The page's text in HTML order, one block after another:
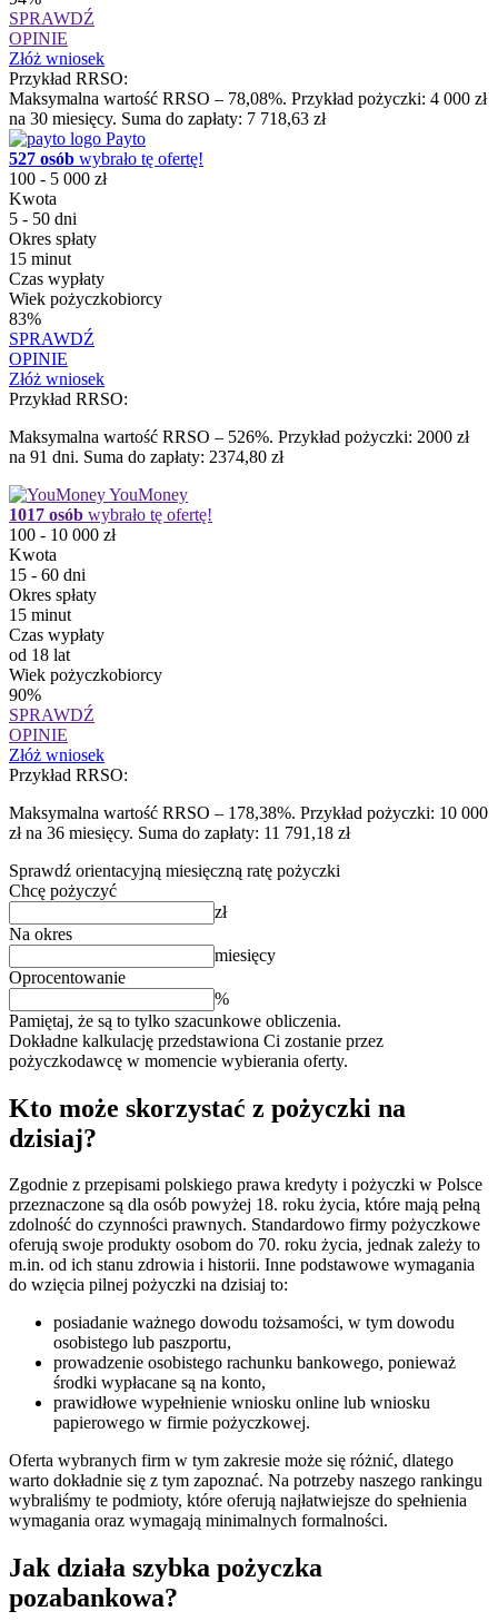
SPRAWDŹ
OPINIE
Złóż wniosek
Przykład RRSO:
Maksymalna wartość RRSO – 78,08%. Przykład pożyczki: 4 000 zł
na 30 miesięcy. Suma do zapłaty: 7 718,63 zł
Payto
527 osób wybrało tę ofertę!
100 - 5 000 zł
Kwota
5 - 50 dni
Okres spłaty
15 minut
Czas wypłaty
Wiek pożyczkobiorcy
83%
SPRAWDŹ
OPINIE
Złóż wniosek
Przykład RRSO:
Maksymalna wartość RRSO – 526%. Przykład pożyczki: 2000 zł
na 91 dni. Suma do zapłaty: 2374,80 zł
YouMoney
1017 osób wybrało tę ofertę!
100 - 10 000 zł
Kwota
15 - 60 dni
Okres spłaty
15 minut
Czas wypłaty
od 18 lat
Wiek pożyczkobiorcy
90%
SPRAWDŹ
OPINIE
Złóż wniosek
Przykład RRSO:
Maksymalna wartość RRSO – 178,38%. Przykład pożyczki: 10 000
zł na 36 miesięcy. Suma do zapłaty: 11 791,18 zł
Sprawdź orientacyjną miesięczną ratę pożyczki
Chcę pożyczyć
zł
Na okres
miesięcy
Oprocentowanie
%
Pamiętaj, że są to tylko szacunkowe obliczenia.
Dokładne kalkulację przedstawiona Ci zostanie przez
pożyczkodawcę w momencie wybierania oferty.
Kto może skorzystać z pożyczki na
dzisiaj?
Zgodnie z przepisami polskiego prawa kredyty i pożyczki w Polsce
przeznaczone są dla osób powyżej 18. roku życia, które mają pełną
zdolność do czynności prawnych. Standardowo firmy pożyczkowe
oferują swoje produkty osobom do 70. roku życia, jednak zależy to
m.in. od ich stanu zdrowia i historii. Inne podstawowe wymagania
do wzięcia pilnej pożyczki na dzisiaj to:
posiadanie ważnego dowodu tożsamości, w tym dowodu
osobistego lub paszportu,
prowadzenie osobistego rachunku bankowego, ponieważ
środki wypłacane są na konto,
prawidłowe wypełnienie wniosku online lub wniosku
papierowego w firmie pożyczkowej.
Oferta wybranych firm w tym zakresie może się różnić, dlatego
warto dokładnie się z tym zapoznać. Na potrzeby naszego rankingu
wybraliśmy te podmioty, które oferują najłatwiejsze do spełnienia
wymagania oraz wymagają minimalnych formalności.
Jak działa szybka pożyczka
pozabankowa?